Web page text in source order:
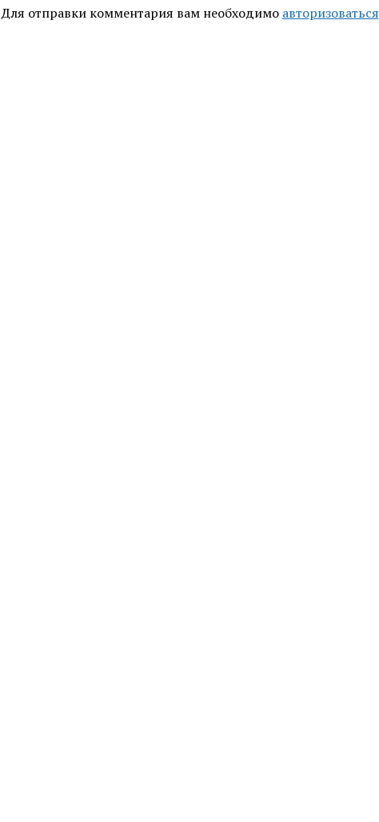
Для отправки комментария вам необходимо авторизоваться